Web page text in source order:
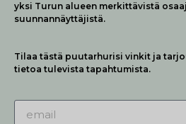
yksi Turun alueen merkittävistä
suunnannäyttäjistä.
Tilaa tästä puutarhurisi vinkit ja
tietoa tulevista tapahtumista.